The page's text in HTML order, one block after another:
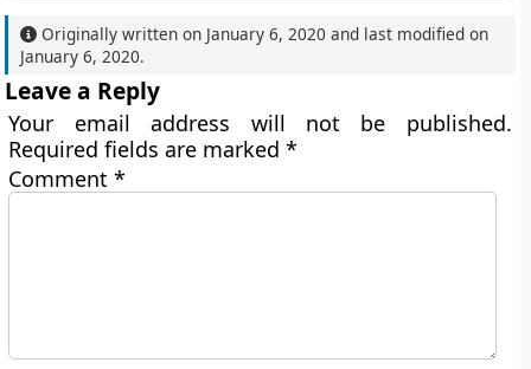
Originally written on January 6, 2020 and last modified on
January 6, 2020.
Leave a Reply
Your email address will not be published.
Required fields are marked*
Comment*